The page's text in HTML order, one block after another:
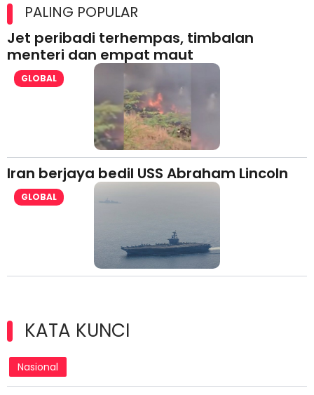
lesen separuh pertama 2026
PALING POPULAR
Jet peribadi terhempas, timbalan
menteri dan empat maut
GLOBAL
Iran berjaya bedil USS Abraham Lincoln
GLOBAL
KATA KUNCI
Nasional